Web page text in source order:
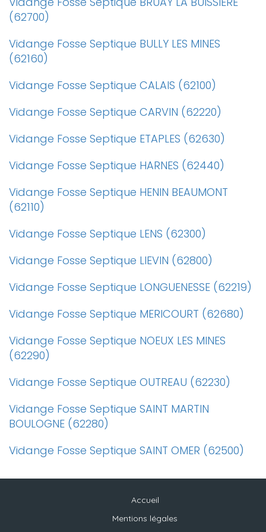
(62700)
Vidange Fosse Septique BULLY LES MINES
(62160)
Vidange Fosse Septique CALAIS (62100)
Vidange Fosse Septique CARVIN (62220)
Vidange Fosse Septique ETAPLES (62630)
Vidange Fosse Septique HARNES (62440)
Vidange Fosse Septique HENIN BEAUMONT
(62110)
Vidange Fosse Septique LENS (62300)
Vidange Fosse Septique LIEVIN (62800)
Vidange Fosse Septique LONGUENESSE (62219)
Vidange Fosse Septique MERICOURT (62680)
Vidange Fosse Septique NOEUX LES MINES
(62290)
Vidange Fosse Septique OUTREAU (62230)
Vidange Fosse Septique SAINT MARTIN
BOULOGNE (62280)
Vidange Fosse Septique SAINT OMER (62500)
Accueil
Mentions légales